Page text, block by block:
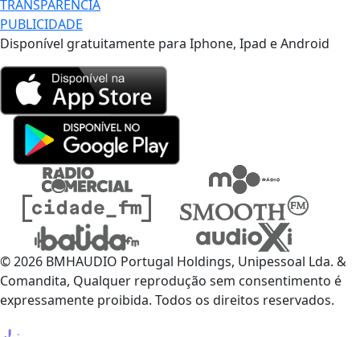
TRANSPARÊNCIA
PUBLICIDADE
Disponível gratuitamente para Iphone, Ipad e Android
© 2026 BMHAUDIO Portugal Holdings, Unipessoal Lda. &
Comandita, Qualquer reprodução sem consentimento é
expressamente proibida. Todos os direitos reservados.